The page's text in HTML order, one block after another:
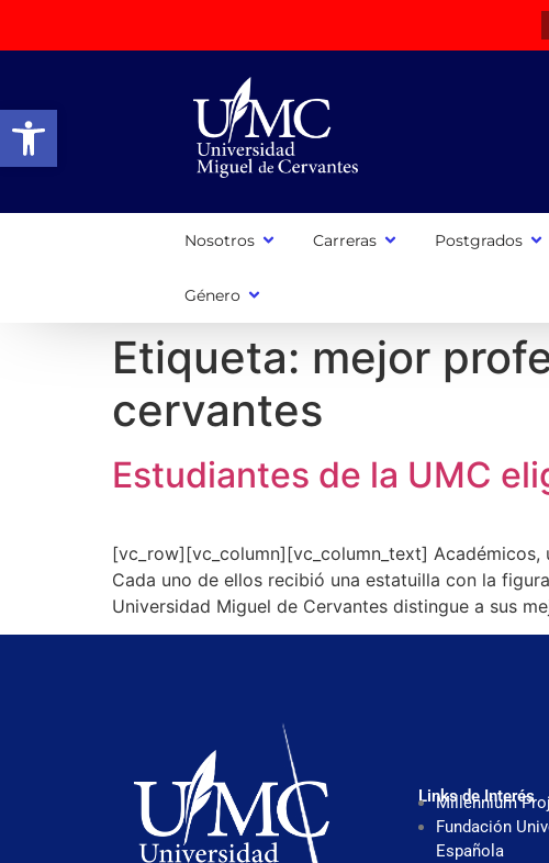
Abrir barra de herramientas
Nosotros Carreras Postgrados
Género
Etiqueta: mejor
cervantes
Estudiantes de la UMC
[vc_row][vc_column][vc_column_text]
Cada uno de ellos recibió una estatuilla con la
Universidad Miguel de Cervantes distingue a sus
Links de Interés
Millennium
Fundación
Española